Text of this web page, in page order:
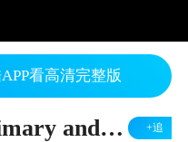
看高清完整版
New Cambridge Primary and Lower Secondary subjects +追